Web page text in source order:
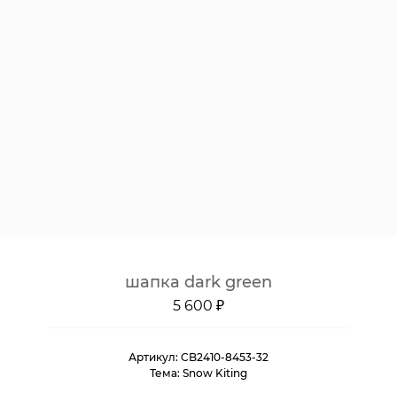
шапка dark green
5 600 ₽
Артикул: CB2410-8453-32
Тема: Snow Kiting